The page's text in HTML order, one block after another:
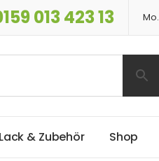
013 423 13
Lack & Zubehör Shop